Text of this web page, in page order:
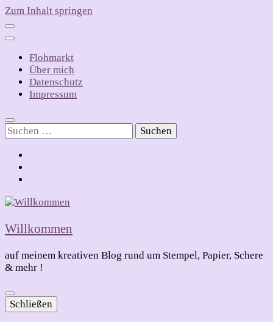
Zum Inhalt springen
Flohmarkt
Über mich
Datenschutz
Impressum
Suchen
nach:
Willkommen
auf meinem kreativen Blog rund um Stempel, Papier, Schere
& mehr !
Schließen